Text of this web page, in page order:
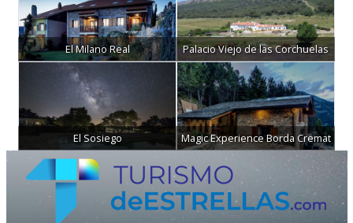
El Milano Real Palacio Viejo de las Corchuelas
El Sosiego Magic Experience Borda Cremat